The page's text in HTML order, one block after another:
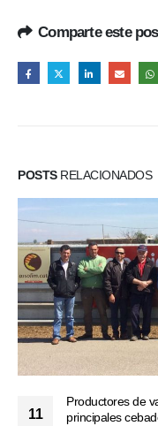
Comparte este
POSTSRELACIONADOS
11
Productores de
principales